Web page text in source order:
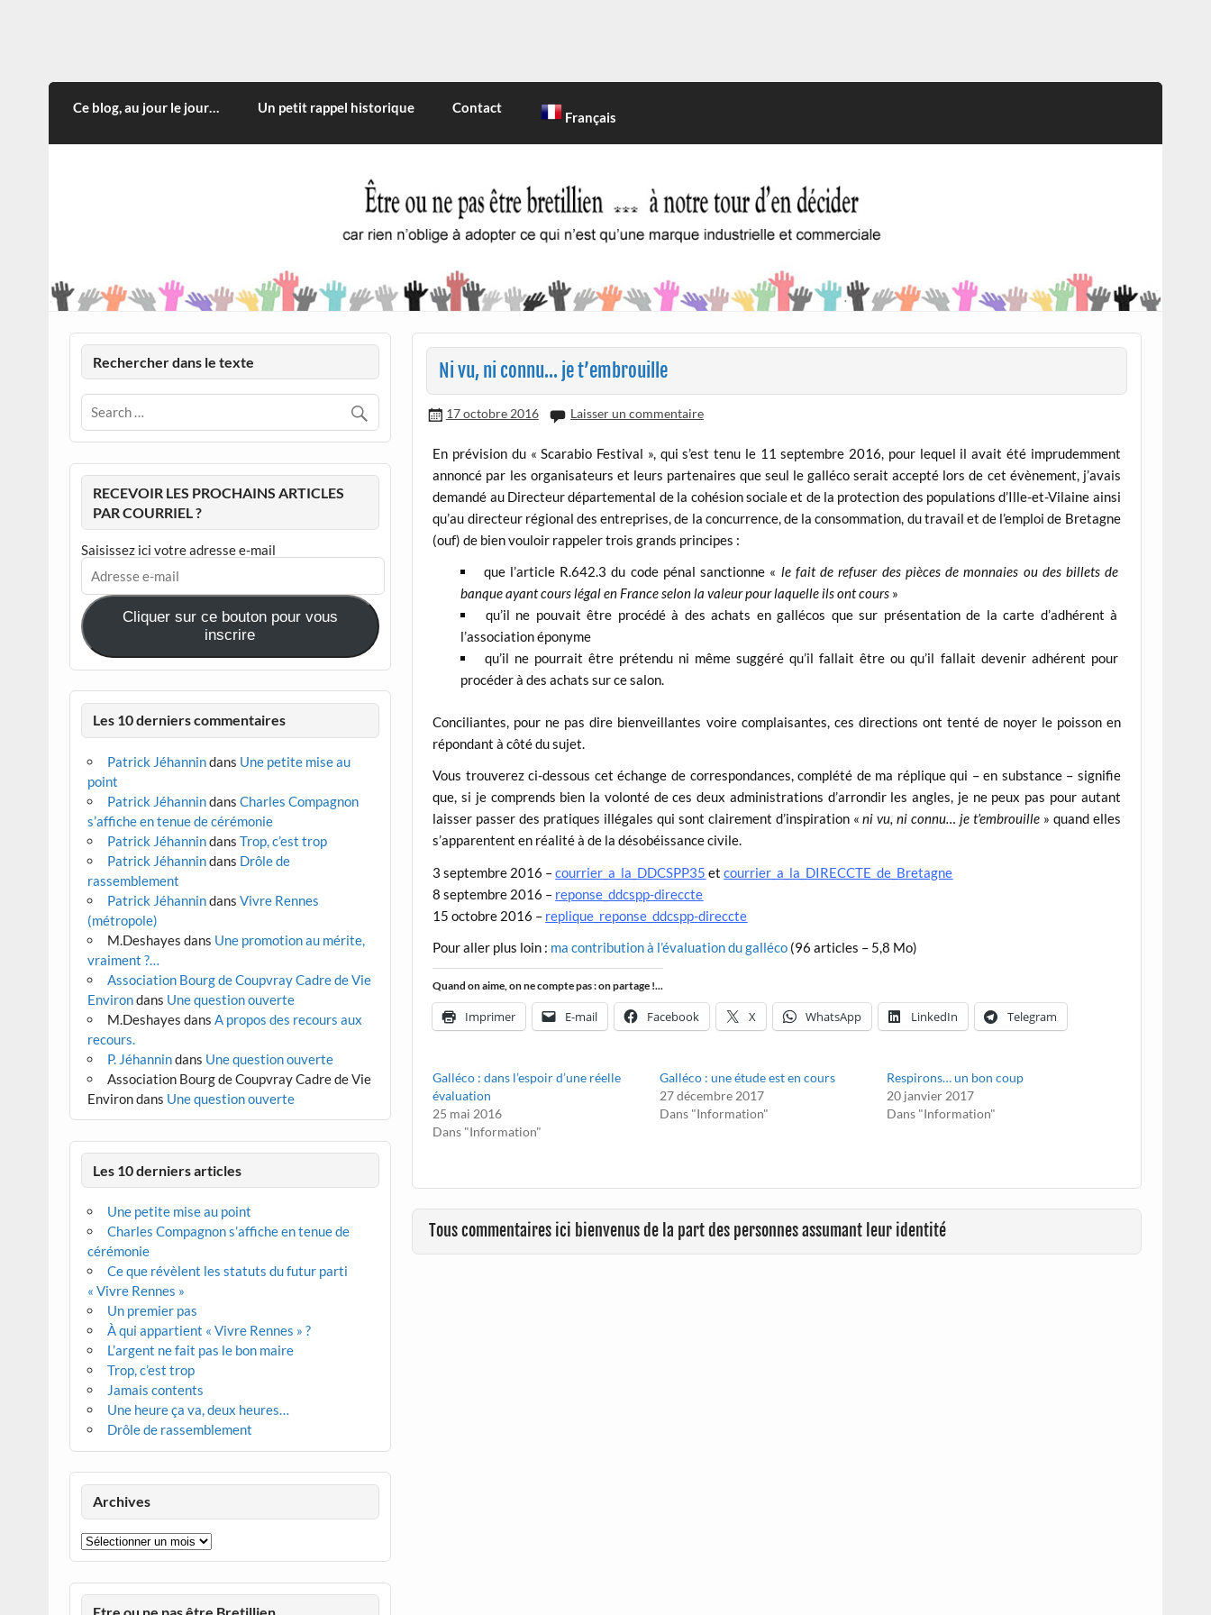
CITOYEN D'ILLE-ET-VILAINE
Ce blog, au jour le jour… Un petit rappel historique Contact
Français
Ni vu, ni connu… je t’embrouille
17 octobre 2016 Laisser un commentaire
En prévision du « Scarabio Festival », qui s’est tenu le 11 septembre 2016, pour lequel il avait été imprudemment
annoncé par les organisateurs et leurs partenaires que seul le galléco serait accepté lors de cet évènement, j’avais
demandé au Directeur départemental de la cohésion sociale et de la protection des populations d’Ille-et-Vilaine ainsi
qu’au directeur régional des entreprises, de la concurrence, de la consommation, du travail et de l’emploi de Bretagne
(ouf) de bien vouloir rappeler trois grands principes :
que l’article R.642.3 du code pénal sanctionne « le fait de refuser des pièces de monnaies ou des billets de
banque ayant cours légal en France selon la valeur pour laquelle ils ont cours »
qu’il ne pouvait être procédé à des achats en gallécos que sur présentation de la carte d’adhérent à
l’association éponyme
qu’il ne pourrait être prétendu ni même suggéré qu’il fallait être ou qu’il fallait devenir adhérent pour
procéder à des achats sur ce salon.
Conciliantes, pour ne pas dire bienveillantes voire complaisantes, ces directions ont tenté de noyer le poisson en
répondant à côté du sujet.
Vous trouverez ci-dessous cet échange de correspondances, complété de ma réplique qui – en substance – signifie
que, si je comprends bien la volonté de ces deux administrations d’arrondir les angles, je ne peux pas pour autant
laisser passer des pratiques illégales qui sont clairement d’inspiration «ni vu, ni connu… je t’embrouille » quand elles
s’apparentent en réalité à de la désobéissance civile.
3 septembre 2016 –courrier_a_la_DDCSPP35 etcourrier_a_la_DIRECCTE_de_Bretagne
8 septembre 2016 – reponse_ddcspp-direccte
15 octobre 2016 – replique_reponse_ddcspp-direccte
Pour aller plus loin : ma contribution à l’évaluation du galléco (96 articles – 5,8 Mo)
Quand on aime, on ne compte pas : on partage !...
Imprimer E-mail Facebook X WhatsApp LinkedIn Telegram
Galléco : dans l’espoir d’une réelle
évaluation
25 mai 2016
Dans "Information"
Galléco : une étude est en cours
27 décembre 2017
Dans "Information"
Respirons… un bon coup
20 janvier 2017
Dans "Information"
Tous commentaires ici bienvenus de la part des personnes assumant leur identité
Rechercher dans le texte
RECEVOIR LES PROCHAINS ARTICLES
PAR COURRIEL ?
Saisissez ici votre adresse e-mail
Adresse
e-
mail
Cliquer sur ce bouton pour vous
inscrire
Les 10 derniers commentaires
Patrick Jéhannindans Une petite mise au
point
Patrick Jéhannindans Charles Compagnon
s’affiche en tenue de cérémonie
Patrick Jéhannindans Trop, c’est trop
Patrick Jéhannindans Drôle de
rassemblement
Patrick Jéhannindans Vivre Rennes
(métropole)
M.Deshayes dans Une promotion au mérite,
vraiment ?…
Association Bourg de Coupvray Cadre de Vie
Environdans Une question ouverte
M.Deshayes dans A propos des recours aux
recours.
P. Jéhannindans Une question ouverte
Association Bourg de Coupvray Cadre de Vie
Environdans Une question ouverte
Les 10 derniers articles
Une petite mise au point
Charles Compagnon s’affiche en tenue de
cérémonie
Ce que révèlent les statuts du futur parti
« Vivre Rennes »
Un premier pas
À qui appartient « Vivre Rennes » ?
L’argent ne fait pas le bon maire
Trop, c’est trop
Jamais contents
Une heure ça va, deux heures…
Drôle de rassemblement
Archives
Archives
Etre ou ne pas être Bretillien